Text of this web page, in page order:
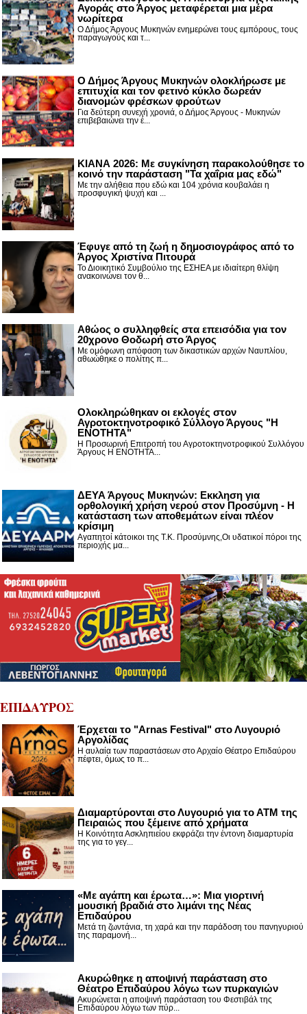
Αγοράς στο Άργος μεταφέρεται μια μέρα
νωρίτερα
Ο Δήμος Άργους Μυκηνών ενημερώνει τους εμπόρους, τους
παραγωγούς και τ...
Ο Δήμος Άργους Μυκηνών ολοκλήρωσε με
επιτυχία και τον φετινό κύκλο δωρεάν
διανομών φρέσκων φρούτων
Για δεύτερη συνεχή χρονιά, ο Δήμος Άργους - Μυκηνών
επιβεβαιώνει την έ...
ΚΙΑΝΑ 2026: Με συγκίνηση παρακολούθησε το
κοινό την παράσταση "Τα χαΐρια μας εδώ"
Με την αλήθεια που εδώ και 104 χρόνια κουβαλάει η
προσφυγική ψυχή και ...
Έφυγε από τη ζωή η δημοσιογράφος από το
Άργος Χριστίνα Πιτουρά
Το Διοικητικό Συμβούλιο της ΕΣΗΕΑ με ιδιαίτερη θλίψη
ανακοινώνει τον θ...
Αθώος ο συλληφθείς στα επεισόδια για τον
20χρονο Θοδωρή στο Άργος
Με ομόφωνη απόφαση των δικαστικών αρχών Ναυπλίου,
αθωώθηκε ο πολίτης π...
Ολοκληρώθηκαν οι εκλογές στον
Αγροτοκτηνοτροφικό Σύλλογο Άργους "Η
ΕΝΟΤΗΤΑ"
Η Προσωρινή Επιτροπή του Αγροτοκτηνοτροφικού Συλλόγου
Άργους Η ΕΝΟΤΗΤΑ...
ΔΕΥΑ Άργους Μυκηνών: Εκκληση για
ορθολογική χρήση νερού στον Προσύμνη - Η
κατάσταση των αποθεμάτων είναι πλέον
κρίσιμη
Αγαπητοί κάτοικοι της Τ.Κ. Προσύμνης,Οι υδατικοί πόροι της
περιοχής μα...
ΕΠΙΔΑΥΡΟΣ
Έρχεται το "Arnas Festival" στο Λυγουριό
Αργολίδας
Η αυλαία των παραστάσεων στο Αρχαίο Θέατρο Επιδαύρου
πέφτει, όμως το π...
Διαμαρτύρονται στο Λυγουριό για το ΑΤΜ της
Πειραιώς που ξέμεινε από χρήματα
Η Κοινότητα Ασκληπιείου εκφράζει την έντονη διαμαρτυρία
της για το γεγ...
«Με αγάπη και έρωτα…»: Μια γιορτινή
μουσική βραδιά στο λιμάνι της Νέας
Επιδαύρου
Μετά τη ζωντάνια, τη χαρά και την παράδοση του πανηγυριού
της παραμονή...
Ακυρώθηκε η αποψινή παράσταση στο
Θέατρο Επιδαύρου λόγω των πυρκαγιών
Ακυρώνεται η αποψινή παράσταση του Φεστιβάλ της
Επιδαύρου λόγω των πύρ...